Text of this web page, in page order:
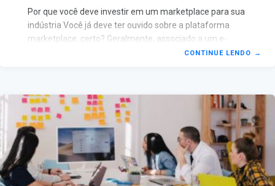
Por que você deve investir em um marketplace para sua
indústria Você já deve ter ouvido sobre a plataforma
marketplace, certo? Geralmente, associado a um e-
commerce, os dois possuem grandes diferenças,
valiosa para aumentar as vendas, já que utiliza um
conjunto de estratégias e ações direcionadas para a
captação e conversão de clientes e visitantes. Para
deixar esse conceito mais claro, o marketplace reúne
uma série de marcas de sucesso:
CONTINUE LENDO →